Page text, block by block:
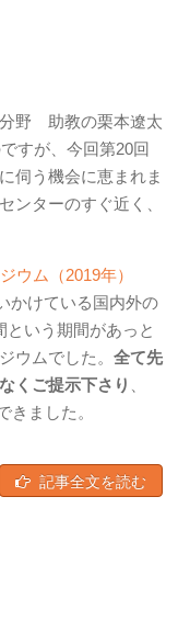
野 助教の栗本遼太
すが、今回第20回
伺う機会に恵まれま
ンターのすぐ近く、
ウム（2019年）
かけている国内外の
いう期間があっと
ウムでした。 全て先
くご提示下さり
きました。
記事全文を読む